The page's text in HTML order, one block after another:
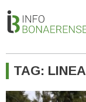
TAG: